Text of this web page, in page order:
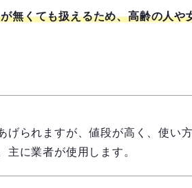
無くても扱えるため、高齢の人や
げられますが、値段が高く、使い
主に業者が使用します。